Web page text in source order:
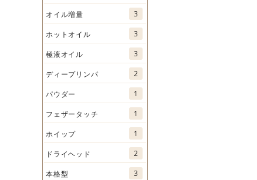
オイル増量 3
ホットオイル 3
極液オイル 3
ディープリンパ 2
パウダー 1
フェザータッチ 1
ホイップ 1
ドライヘッド 2
本格型 3